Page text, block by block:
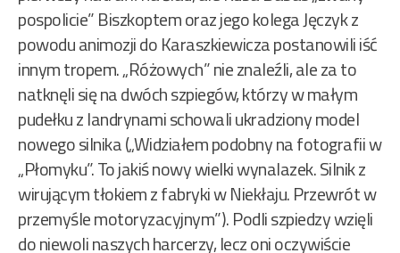
pospolicie” Biszkoptem oraz jego kolega Jęczyk z
powodu animozji do Karaszkiewicza postanowili iść
innym tropem. „Różowych” nie znaleźli, ale za to
natknęli się na dwóch szpiegów, którzy w małym
pudełku z landrynami schowali ukradziony model
nowego silnika („Widziałem podobny na fotografii w
„Płomyku”. To jakiś nowy wielki wynalazek. Silnik z
wirującym tłokiem z fabryki w Niekłaju. Przewrót w
przemyśle motoryzacyjnym”). Podli szpiedzy wzięli
do niewoli naszych harcerzy, lecz oni oczywiście